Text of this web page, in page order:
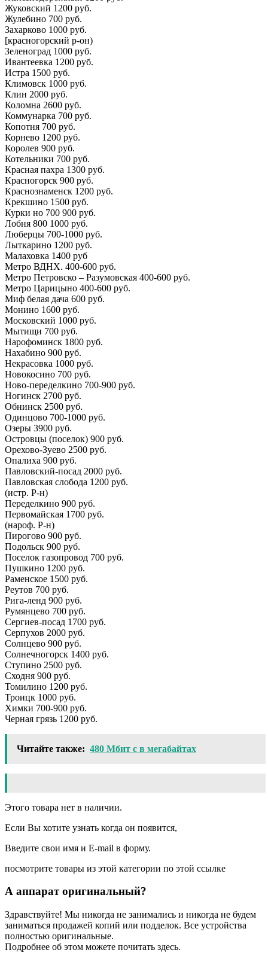
Жуковский 1200 руб.
Жулебино 700 руб.
Захарково 1000 руб.
[красногорский р-он)
Зеленоград 1000 руб.
Ивантеевка 1200 руб.
Истра 1500 руб.
Климовск 1000 руб.
Клин 2000 руб.
Коломна 2600 руб.
Коммунарка 700 руб.
Копотня 700 руб.
Корнево 1200 руб.
Королев 900 руб.
Котельники 700 руб.
Красная пахра 1300 руб.
Красногорск 900 руб.
Краснознаменск 1200 руб.
Крекшино 1500 руб.
Курки но 700 900 руб.
Лобня 800 1000 руб.
Люберцы 700-1000 руб.
Лыткарино 1200 руб.
Малаховка 1400 руб
Метро ВДНХ. 400-600 руб.
Метро Петровско – Разумовская 400-600 руб.
Метро Царицыно 400-600 руб.
Миф белая дача 600 руб.
Монино 1600 руб.
Московский 1000 руб.
Мытищи 700 руб.
Нарофоминск 1800 руб.
Нахабино 900 руб.
Некрасовка 1000 руб.
Новокосино 700 руб.
Ново-переделкино 700-900 руб.
Ногинск 2700 руб.
Обнинск 2500 руб.
Одинцово 700-1000 руб.
Озеры 3900 руб.
Островцы (поселок) 900 руб.
Орехово-Зуево 2500 руб.
Опалиха 900 руб.
Павловский-посад 2000 руб.
Павловская слобода 1200 руб.
(истр. Р-н)
Переделкино 900 руб.
Первомайская 1700 руб.
(нароф. Р-н)
Пирогово 900 руб.
Подольск 900 руб.
Поселок газопровод 700 руб.
Пушкино 1200 руб.
Раменское 1500 руб.
Реутов 700 руб.
Рига-ленд 900 руб.
Румянцево 700 руб.
Сергиев-посад 1700 руб.
Серпухов 2000 руб.
Солнцево 900 руб.
Солнечногорск 1400 руб.
Ступино 2500 руб.
Сходня 900 руб.
Томилино 1200 руб.
Троицк 1000 руб.
Химки 700-900 руб.
Черная грязь 1200 руб.
Читайте также: 480 Мбит с в мегабайтах
Этого товара нет в наличии.
Если Вы хотите узнать когда он появится,
Введите свои имя и E-mail в форму.
посмотрите товары из этой категории по этой ссылке
А аппарат оригинальный?
Здравствуйте! Мы никогда не занимались и никогда не будем
заниматься продажей копий или подделок. Все устройства
полностью оригинальные.
Подробнее об этом можете почитать здесь.